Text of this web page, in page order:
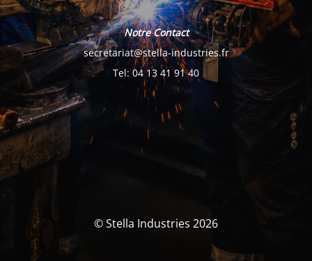
Notre Contact
secretariat@stella-industries.fr
Tel: 04 13 41 91 40
© Stella Industries 2026